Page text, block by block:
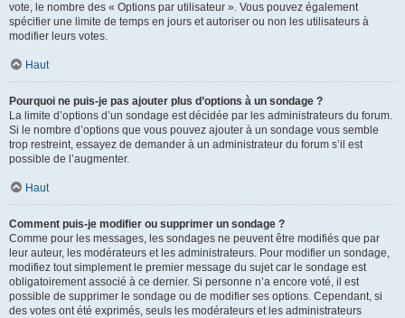
vote, le nombre des « Options par utilisateur ». Vous pouvez également
spécifier une limite de temps en jours et autoriser ou non les utilisateurs à
modifier leurs votes.
Haut
Pourquoi ne puis-je pas ajouter plus d’options à un sondage ?
La limite d’options d’un sondage est décidée par les administrateurs du forum.
Si le nombre d’options que vous pouvez ajouter à un sondage vous semble
trop restreint, essayez de demander à un administrateur du forum s’il est
possible de l’augmenter.
Haut
Comment puis-je modifier ou supprimer un sondage ?
Comme pour les messages, les sondages ne peuvent être modifiés que par
leur auteur, les modérateurs et les administrateurs. Pour modifier un sondage,
modifiez tout simplement le premier message du sujet car le sondage est
obligatoirement associé à ce dernier. Si personne n’a encore voté, il est
possible de supprimer le sondage ou de modifier ses options. Cependant, si
des votes ont été exprimés, seuls les modérateurs et les administrateurs